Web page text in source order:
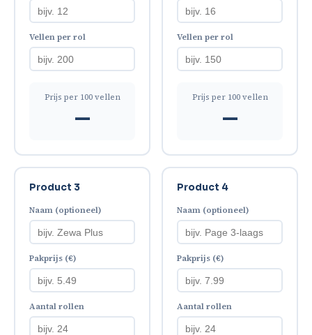
Vellen per rol
Prijs per 100 vellen
—
Vellen per rol
Prijs per 100 vellen
—
Product 3
Naam (optioneel)
Pakprijs (€)
Aantal rollen
Product 4
Naam (optioneel)
Pakprijs (€)
Aantal rollen